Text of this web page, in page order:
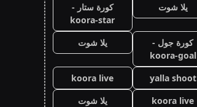
يلا شوت
كورة ستار -
koora-star
كورة جول -
koora-goal
يلا شوت
yalla shoot
koora live
koora live
يلا شوت